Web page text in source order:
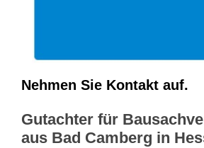
Nehmen Sie Kontakt auf.
Gutachter für
aus Bad Camberg in